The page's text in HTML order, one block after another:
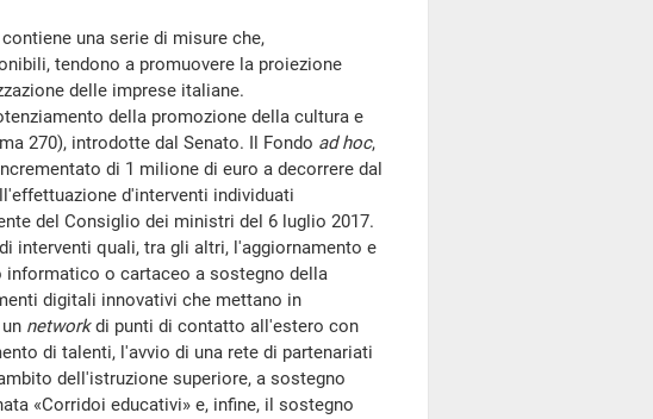
una serie di misure che,
tendono a promuovere la proiezione
delle imprese italiane.
della promozione della cultura e
270), introdotte dal Senato. Il Fondo ad hoc,
di 1 milione di euro a decorrere dal
d'interventi individuati
del Consiglio dei ministri del 6 luglio 2017.
quali, tra gli altri, l'aggiornamento e
o cartaceo a sostegno della
digitali innovativi che mettano in
networkdi punti di contatto all'estero con
di talenti, l'avvio di una rete di partenariati
dell'istruzione superiore, a sostegno
«Corridoi educativi» e, infine, il sostegno